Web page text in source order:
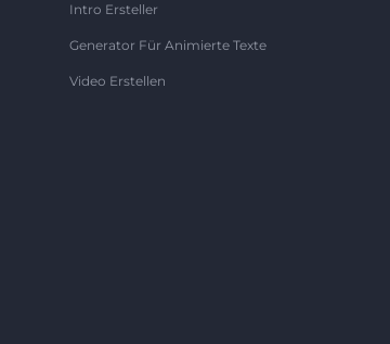
Intro Ersteller
Generator Für Animierte Texte
Video Erstellen